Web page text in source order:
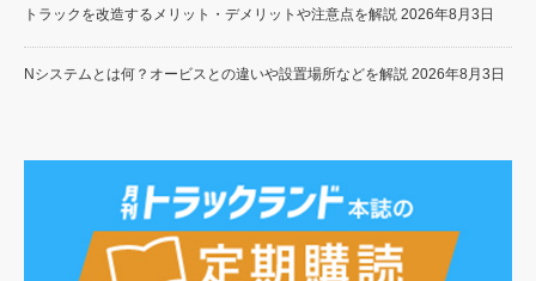
トラックを改造するメリット・デメリットや注意点を解説 2026年8月3日
Nシステムとは何？オービスとの違いや設置場所などを解説 2026年8月3日